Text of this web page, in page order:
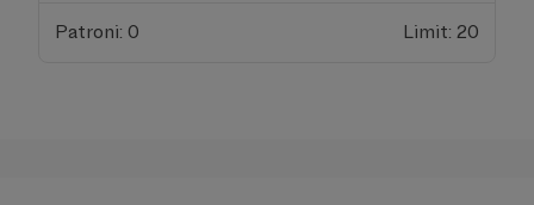
Patroni: 0 Limit: 20